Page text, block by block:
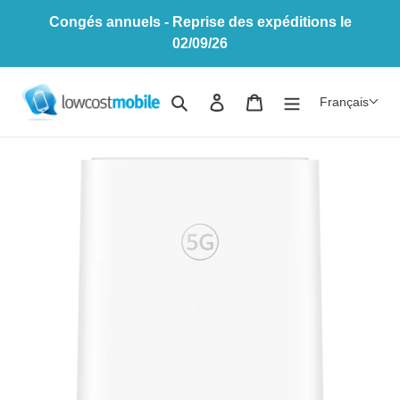
Congés annuels - Reprise des expéditions le
02/09/26
RechercherSe connecter
Panier Français